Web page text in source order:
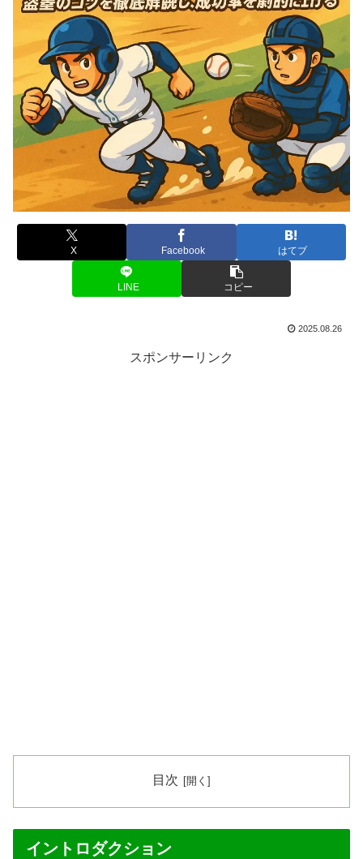
X Facebook はてブ
LINE コピー
2025.08.26
スポンサーリンク
目次
イントロダクション